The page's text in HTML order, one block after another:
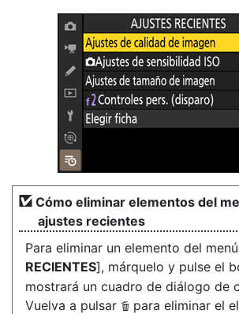
Cómo eliminar elementos del
ajustes recientes
Para eliminar un elemento del
RECIENTES], márquelo y pulse el
mostrará un cuadro de diálogo de
Vuelva a pulsar O para eliminar el